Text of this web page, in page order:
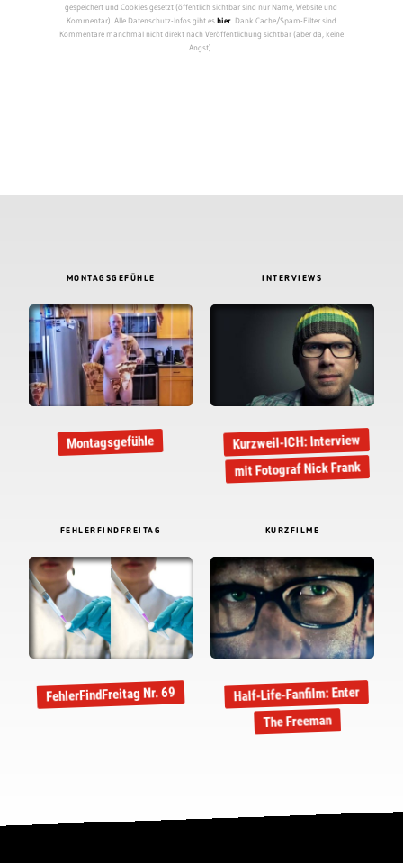
gespeichert und Cookies gesetzt (öffentlich sichtbar sind nur Name, Website und
Kommentar). Alle Datenschutz-Infos gibt eshier. Dank Cache/Spam-Filter sind
Kommentare manchmal nicht direkt nach Veröffentlichung sichtbar (aber da, keine
Angst).
MONTAGSGEFÜHLE
Montagsgefühle
INTERVIEWS
Kurzweil-ICH: Interview
mit Fotograf Nick Frank
FEHLERFINDFREITAG
FehlerFindFreitag Nr. 69
KURZFILME
Half-Life-Fanfilm: Enter
The Freeman